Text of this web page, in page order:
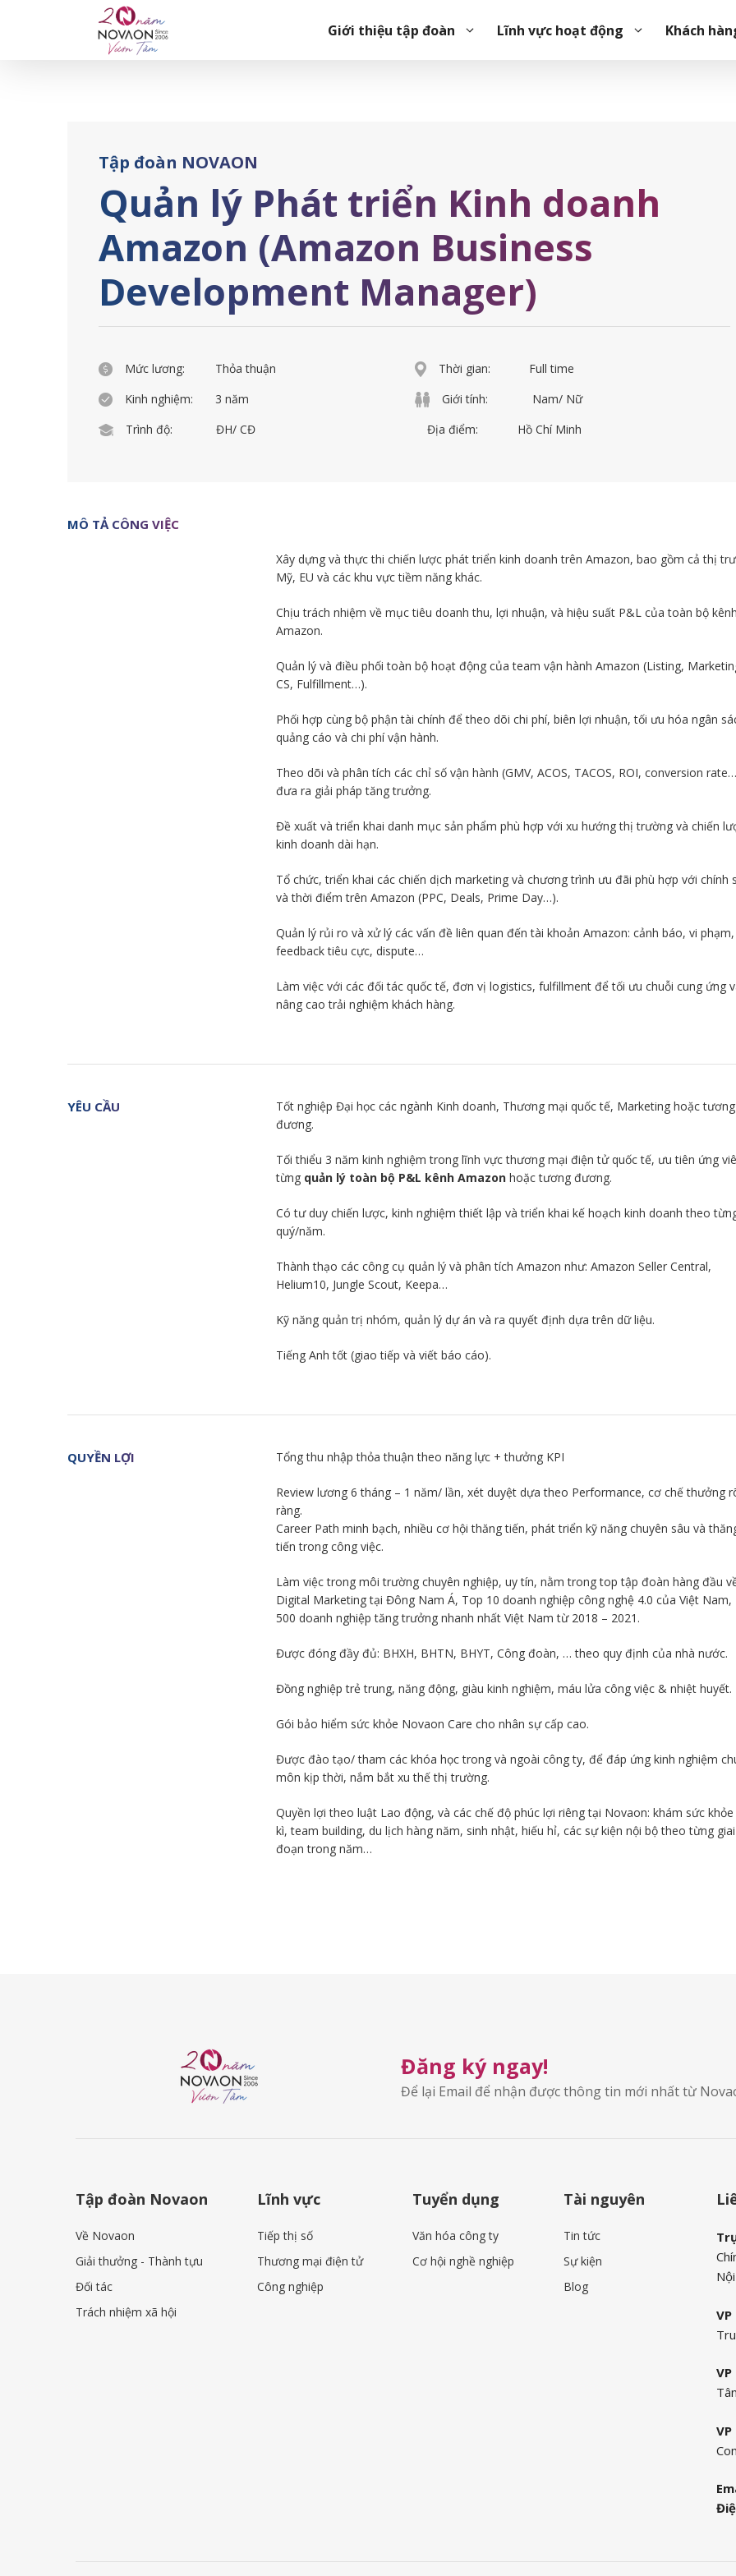
Giới thiệu tập đoàn Lĩnh vực hoạt động Khách
Trang chủ
Tập đoàn NOVAON
Quản lý Phát triển Kinh doanh
Amazon (Amazon Business
Development Manager)
Mức lương: Thỏa thuận Thời gian:
Full time
Kinh nghiệm:
3 năm Giới tính:
Nam/ Nữ
Trình độ:
ĐH/ CĐ Địa điểm: Hồ Chí Minh
MÔ TẢ CÔNG VIỆC
Xây dựng và thực thi chiến lược phát triển kinh doanh trên Amazon, bao gồm cả thị
Mỹ, EU và các khu vực tiềm năng khác.
Chịu trách nhiệm về mục tiêu doanh thu, lợi nhuận, và hiệu suất P&L của toàn bộ kênh
Amazon.
Quản lý và điều phối toàn bộ hoạt động của team vận hành Amazon (Listing,
CS, Fulfillment…).
Phối hợp cùng bộ phận tài chính để theo dõi chi phí, biên lợi nhuận, tối ưu hóa ngân
quảng cáo và chi phí vận hành.
Theo dõi và phân tích các chỉ số vận hành (GMV, ACOS, TACOS, ROI, conversion
đưa ra giải pháp tăng trưởng.
Đề xuất và triển khai danh mục sản phẩm phù hợp với xu hướng thị trường và chiến
kinh doanh dài hạn.
Tổ chức, triển khai các chiến dịch marketing và chương trình ưu đãi phù hợp với chính
và thời điểm trên Amazon (PPC, Deals, Prime Day…).
Quản lý rủi ro và xử lý các vấn đề liên quan đến tài khoản Amazon: cảnh báo, vi phạm,
feedback tiêu cực, dispute…
Làm việc với các đối tác quốc tế, đơn vị logistics, fulfillment để tối ưu chuỗi cung ứng
nâng cao trải nghiệm khách hàng.
YÊU CẦU
Tốt nghiệp Đại học các ngành Kinh doanh, Thương mại quốc tế, Marketing hoặc tương
đương.
Tối thiểu 3 năm kinh nghiệm trong lĩnh vực thương mại điện tử quốc tế, ưu tiên ứng
từng quản lý toàn bộ P&L kênh Amazonhoặc tương đương.
Có tư duy chiến lược, kinh nghiệm thiết lập và triển khai kế hoạch kinh doanh theo
quý/năm.
Thành thạo các công cụ quản lý và phân tích Amazon như: Amazon Seller Central,
Helium10, Jungle Scout, Keepa…
Kỹ năng quản trị nhóm, quản lý dự án và ra quyết định dựa trên dữ liệu.
Tiếng Anh tốt (giao tiếp và viết báo cáo).
QUYỀN LỢI Tổng thu nhập thỏa thuận theo năng lực + thưởng KPI
Review lương 6 tháng – 1 năm/ lần, xét duyệt dựa theo Performance, cơ chế thưởng
ràng.
Career Path minh bạch, nhiều cơ hội thăng tiến, phát triển kỹ năng chuyên sâu và
tiến trong công việc.
Làm việc trong môi trường chuyên nghiệp, uy tín, nằm trong top tập đoàn hàng đầu
Digital Marketing tại Đông Nam Á, Top 10 doanh nghiệp công nghệ 4.0 của Việt Nam,
500 doanh nghiệp tăng trưởng nhanh nhất Việt Nam từ 2018 – 2021.
Được đóng đầy đủ: BHXH, BHTN, BHYT, Công đoàn, … theo quy định của nhà nước.
Đồng nghiệp trẻ trung, năng động, giàu kinh nghiệm, máu lửa công việc & nhiệt huyết.
Gói bảo hiểm sức khỏe Novaon Care cho nhân sự cấp cao.
Được đào tạo/ tham các khóa học trong và ngoài công ty, để đáp ứng kinh nghiệm
môn kịp thời, nắm bắt xu thế thị trường.
Quyền lợi theo luật Lao động, và các chế độ phúc lợi riêng tại Novaon: khám sức
kì, team building, du lịch hàng năm, sinh nhật, hiếu hỉ, các sự kiện nội bộ theo từng giai
đoạn trong năm…
Đăng ký ngay!
Để lại Email để nhận được thông tin mới nhất từ
Tập đoàn Novaon
Về Novaon
Giải thưởng - Thành tựu
Đối tác
Trách nhiệm xã hội
Lĩnh vực
Tiếp thị số
Thương mại điện tử
Công nghiệp
Tuyển dụng
Văn hóa công ty
Cơ hội nghề nghiệp
Tài nguyên
Tin tức
Sự kiện
Blog
Nội
VP